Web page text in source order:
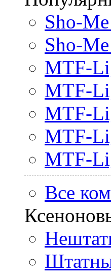
Sho-
Sho-
MTF-
MTF-
MTF-
MTF-
MTF-
Все